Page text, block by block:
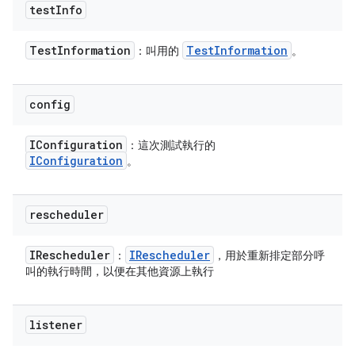
testInfo
TestInformation ：叫用的 TestInformation 。
config
IConfiguration ：這次測試執行的
IConfiguration 。
rescheduler
IRescheduler ： IRescheduler
，用於重新排定部分呼
叫的執行時間，以便在其他資源上執行
listener